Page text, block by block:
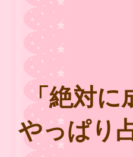
「絶対に
やっぱり